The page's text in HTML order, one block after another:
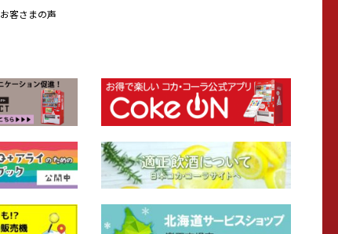
お客さまの声